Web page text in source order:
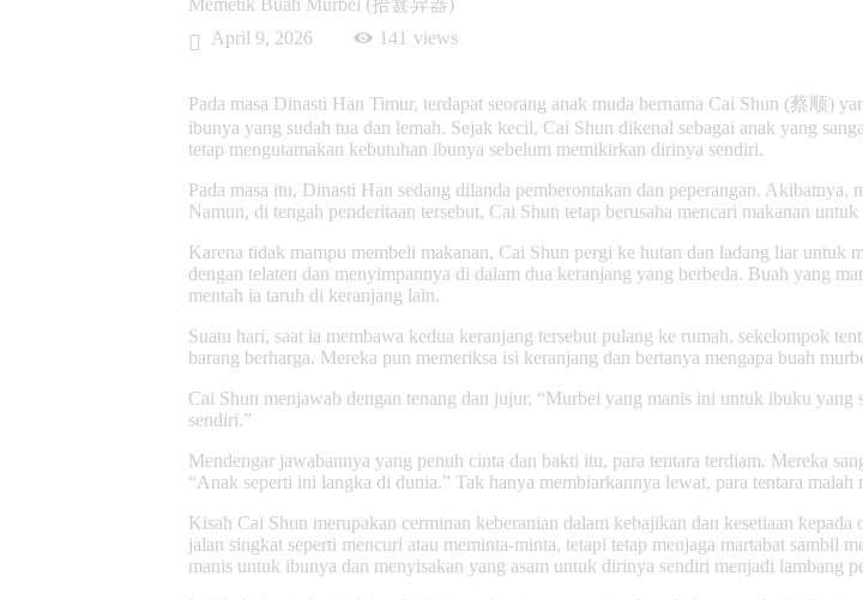
Memetik Buah Murbei (拾葚异器)
April 9, 2026
141 views
Pada masa Dinasti Han Timur, terdapat seorang anak muda bernama Cai Shun (蔡顺)
ibunya yang sudah tua dan lemah. Sejak kecil, Cai Shun dikenal sebagai anak yang
tetap mengutamakan kebutuhan ibunya sebelum memikirkan dirinya sendiri.
Pada masa itu, Dinasti Han sedang dilanda pemberontakan dan peperangan.
Namun, di tengah penderitaan tersebut, Cai Shun tetap berusaha mencari makanan
Karena tidak mampu membeli makanan, Cai Shun pergi ke hutan dan ladang liar untuk
dengan telaten dan menyimpannya di dalam dua keranjang yang berbeda. Buah yang
mentah ia taruh di keranjang lain.
Suatu hari, saat ia membawa kedua keranjang tersebut pulang ke rumah, sekelompok
barang berharga. Mereka pun memeriksa isi keranjang dan bertanya mengapa buah
Cai Shun menjawab dengan tenang dan jujur, “Murbei yang manis ini untuk ibuku yang
sendiri.”
Mendengar jawabannya yang penuh cinta dan bakti itu, para tentara terdiam. Mereka
“Anak seperti ini langka di dunia.” Tak hanya membiarkannya lewat, para tentara
Kisah Cai Shun merupakan cerminan keberanian dalam kebajikan dan kesetiaan
jalan singkat seperti mencuri atau meminta-minta, tetapi tetap menjaga martabat sambil
manis untuk ibunya dan menyisakan yang asam untuk dirinya sendiri menjadi lambang